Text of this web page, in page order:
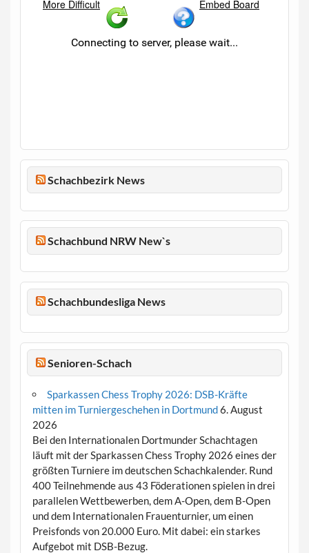
Schachbezirk News
Schachbund NRW New`s
Schachbundesliga News
Senioren-Schach
Sparkassen Chess Trophy 2026: DSB-Kräfte
mitten im Turniergeschehen in Dortmund6. August
2026
Bei den Internationalen Dortmunder Schachtagen
läuft mit der Sparkassen Chess Trophy 2026 eines der
größten Turniere im deutschen Schachkalender. Rund
400 Teilnehmende aus 43 Föderationen spielen in drei
parallelen Wettbewerben, dem A-Open, dem B-Open
und dem Internationalen Frauenturnier, um einen
Preisfonds von 20.000 Euro. Mit dabei: ein starkes
Aufgebot mit DSB-Bezug.